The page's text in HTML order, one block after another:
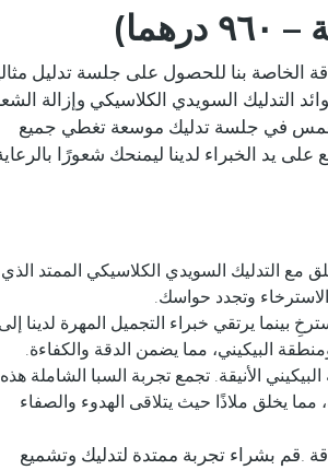
)
الخاصة بنا للحصول على جلسة تدليل
تستغرق ١٠٠ دقيقة بين فوائد التدليك السويدي الكلاسيكي وإزالة
في جلسة تدليك موسعة تغطي جميع
يد الخبراء لدينا ليمنحك شعورًا
مع التدليك السويدي الكلاسيكي الممتد الذي
وتجدد حواسك.
بينما يرتقي خبراء التجميل المهرة لدينا إلى
البيكيني، مما يضمن الدقة والكفاءة.
الأنيقة. تجمع تجربة السبا الشاملة هذه
يخلق ملاذًا حيث يتلاقى الهدوء والصفاء
.قم بشراء تجربة ممتدة لتدليك وتشميع